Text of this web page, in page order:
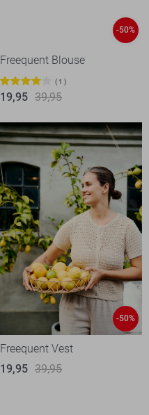
-50%
Freequent Blouse
1
19,95 39,95
-50%
Freequent Vest
19,95 39,95